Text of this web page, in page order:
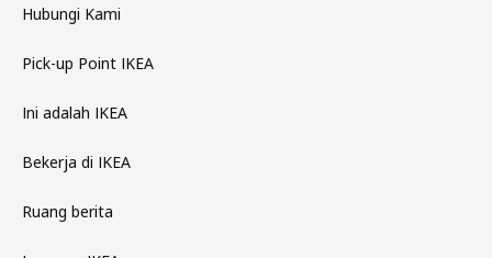
Hubungi Kami
Pick-up Point IKEA
Ini adalah IKEA
Bekerja di IKEA
Ruang berita